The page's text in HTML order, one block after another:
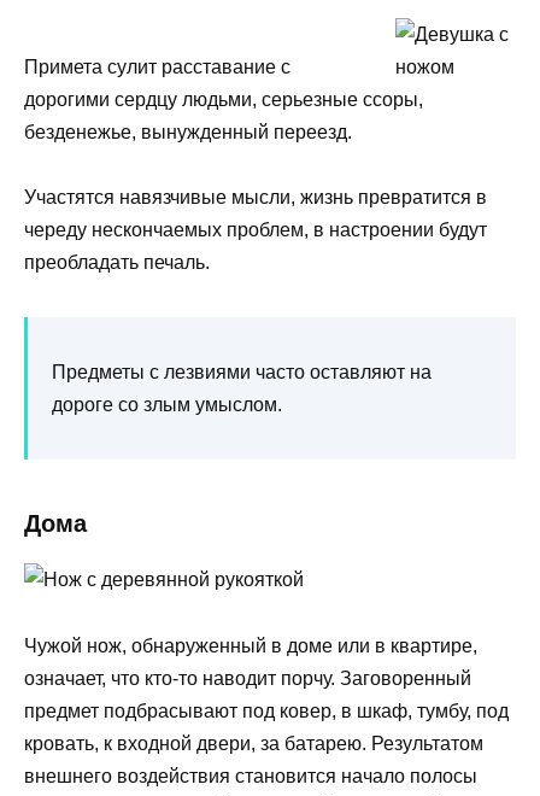
Примета сулит расставание с
дорогими сердцу людьми, серьезные ссоры,
безденежье, вынужденный переезд.
Участятся навязчивые мысли, жизнь превратится в
череду нескончаемых проблем, в настроении будут
преобладать печаль.
Предметы с лезвиями часто оставляют на
дороге со злым умыслом.
Дома
Чужой нож, обнаруженный в доме или в квартире,
означает, что кто-то наводит порчу. Заговоренный
предмет подбрасывают под ковер, в шкаф, тумбу, под
кровать, к входной двери, за батарею. Результатом
внешнего воздействия становится начало полосы